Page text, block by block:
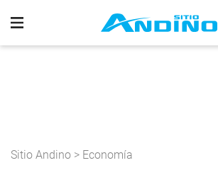
Sitio Andino > Economía